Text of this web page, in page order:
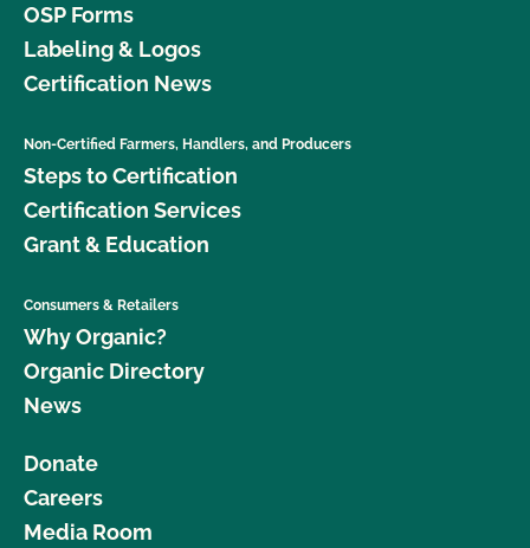
OSP Forms
Labeling & Logos
Certification News
Non-Certified Farmers, Handlers, and Producers
Steps to Certification
Certification Services
Grant & Education
Consumers & Retailers
Why Organic?
Organic Directory
News
Donate
Careers
Media Room